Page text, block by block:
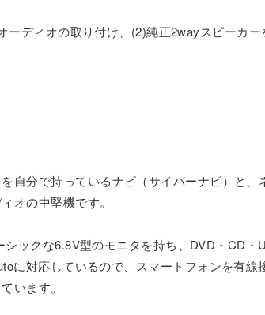
ディオの取り付け、(2)純正2wayスピーカ
自分で持っているナビ（サイバーナビ）と
オの中堅機です。
ックな6.8V型のモニタを持ち、DVD・CD
に対応しているので、スマートフォンを有
います。